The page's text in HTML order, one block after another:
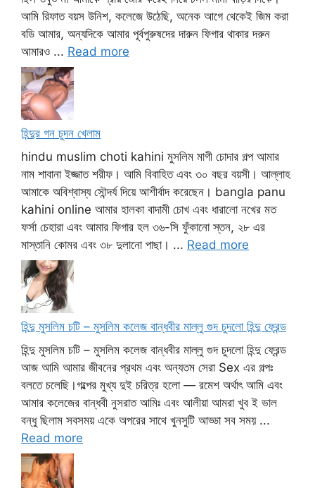
আমি রিফাত বয়স উনিশ, কলেজে উঠেছি, অনেক আগে থেকেই জিম করা
বডি আমার, অন্যদিকে আমার পূর্বপুরুষদের দারুন ফিগার থাকার দরুন
আমারও ... Read more
হিন্দুর গন চুদন খেলাম
hindu muslim choti kahini মুসলিম মাগী চোদার গল্প আমার
নাম শাবানা ইজ্জাত শরীফ। আমি বিবাহিত এবং ৩০ বছর বয়সী। আল্লাহ
আমাকে অবিশ্বাস্য সৌন্দর্য দিয়ে আশীর্বাদ করেছেন। bangla panu
kahini online আমার হালকা বাদামী চোখ এবং ধারালো নখের মত
ফর্সা চেহারা এবং আমার ফিগার হল ৩৬-সি ফুঁকানো স্তন, ২৮ এর
মাস্তানি কোমর এবং ৩৮ দুলানো পাছা। ... Read more
হিন্দু মুসলিম চটি – মুসলিম কলেজ বান্ধবীর মাল্লু গুদ চুদলো হিন্দু ফ্রেন্ড
হিন্দু মুসলিম চটি – মুসলিম কলেজ বান্ধবীর মাল্লু গুদ চুদলো হিন্দু ফ্রেন্ড
আজ আমি আমার জীবনের প্রথম এবং অন্যতম সেরা Sex এর গল্পঃ
বলতে চলেছি।গল্পের মুখ্য দুই চরিত্র হলো — রমেশ অর্থাৎ আমি এবং
আমার কলেজের বান্ধবী নুসরাত আমিঃ এবং আলীয়া আমরা খুব ই ভাল
বন্ধু ছিলাম সবসময় একে অপরের সাথে খুনসুটি আড্ডা সব সময় ...
Read more